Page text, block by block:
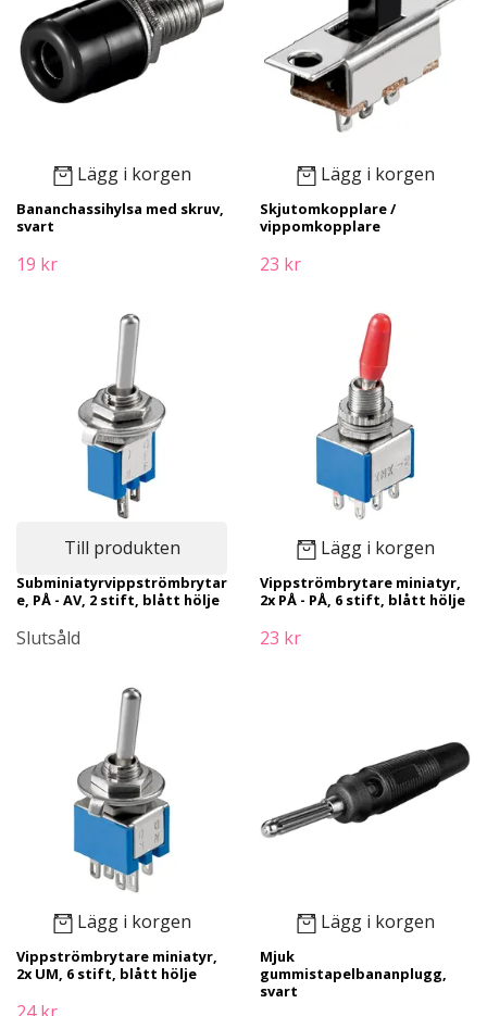
Lägg i korgen
Bananchassihylsa med skruv,
svart
19 kr
Lägg i korgen
Skjutomkopplare /
vippomkopplare
23 kr
Till produkten
Subminiatyrvippströmbrytar
e, PÅ - AV, 2 stift, blått hölje
Slutsåld
Lägg i korgen
Vippströmbrytare miniatyr,
2x PÅ - PÅ, 6 stift, blått hölje
23 kr
Lägg i korgen
Vippströmbrytare miniatyr,
2x UM, 6 stift, blått hölje
Lägg i korgen
Mjuk
gummistapelbananplugg,
svart